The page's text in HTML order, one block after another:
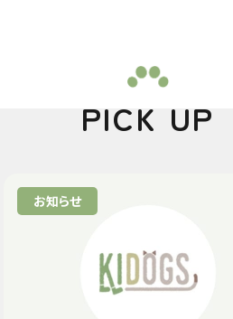
PICK UP
お知らせ